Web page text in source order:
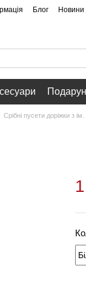
Блог Новини
Срібні пусети доріжки з